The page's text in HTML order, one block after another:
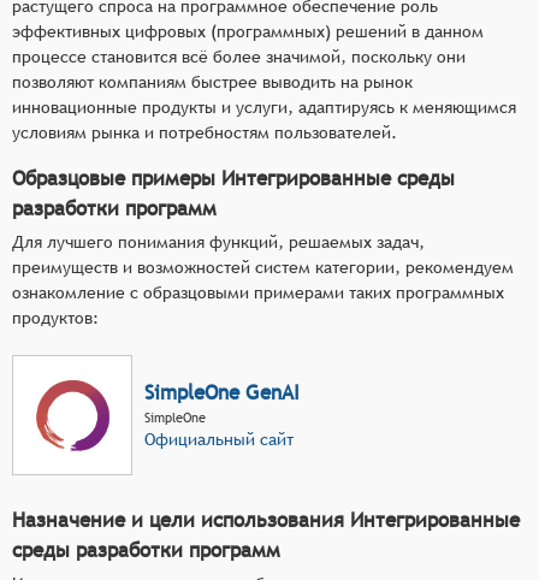
растущего спроса на программное обеспечение роль
эффективных цифровых (программных) решений в данном
процессе становится всё более значимой, поскольку они
позволяют компаниям быстрее выводить на рынок
инновационные продукты и услуги, адаптируясь к меняющимся
условиям рынка и потребностям пользователей.
Образцовые примеры Интегрированные среды
разработки программ
Для лучшего понимания функций, решаемых задач,
преимуществ и возможностей систем категории, рекомендуем
ознакомление с образцовыми примерами таких программных
продуктов:
SimpleOne GenAI
SimpleOne
Официальный сайт
Назначение и цели использования Интегрированные
среды разработки программ